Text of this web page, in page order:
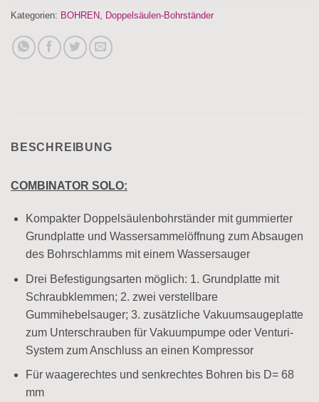
Kategorien: BOHREN, Doppelsäulen-Bohrständer
BESCHREIBUNG
COMBINATOR SOLO:
Kompakter Doppelsäulenbohrständer mit gummierter
Grundplatte und Wassersammelöffnung zum Absaugen
des Bohrschlamms mit einem Wassersauger
Drei Befestigungsarten möglich: 1. Grundplatte mit
Schraubklemmen; 2. zwei verstellbare
Gummihebelsauger; 3. zusätzliche Vakuumsaugeplatte
zum Unterschrauben für Vakuumpumpe oder Venturi-
System zum Anschluss an einen Kompressor
Für waagerechtes und senkrechtes Bohren bis D= 68
mm